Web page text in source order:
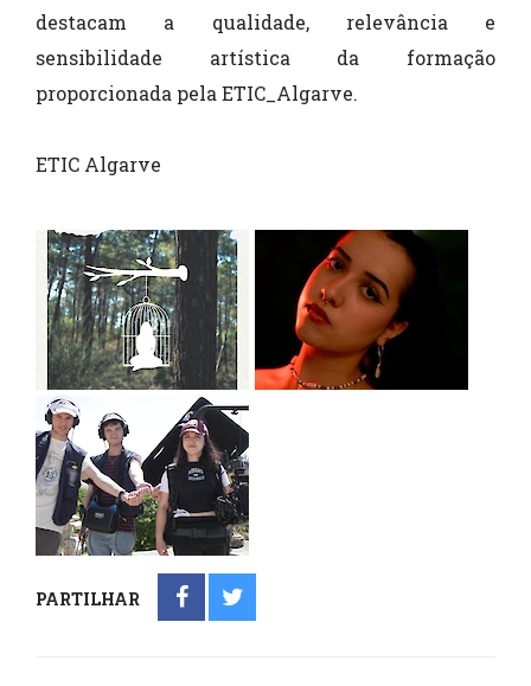
destacam a qualidade, relevância e
sensibilidade artística da formação
proporcionada pela ETIC_Algarve.
ETIC Algarve
PARTILHAR